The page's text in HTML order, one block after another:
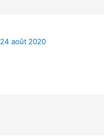
24 août 2020